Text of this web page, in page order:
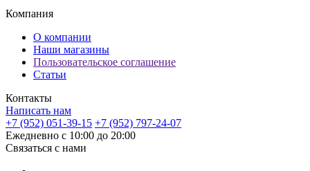
Компания
О компании
Наши магазины
Пользовательское соглашение
Статьи
Контакты
Написать нам
+7 (952) 051-39-15 +7 (952) 797-24-07
Ежедневно с 10:00 до 20:00
Связаться с нами